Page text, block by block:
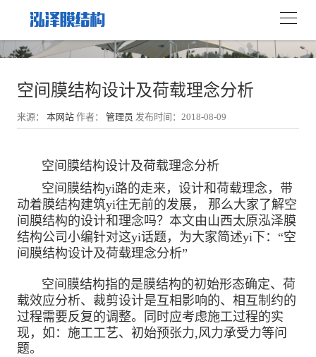
空间膜结构设计及荷载理念分析
来源： 本网站 作者： 管理员 发布时间：2018-08-09
空间膜结构设计及荷载理念分析
空间膜结构yi路的走来，设计和荷载理念，带
动着膜结构建筑yi往无前的发展， 那么大家了解空
间膜结构的设计和理念吗？本文由山西太原泓泽膜
结构公司小编针对这yi话题，为大家简述yi下：“空
间膜结构设计及荷载理念分析”
空间膜结构指的是膜结构的初始形态确定、荷
载效应分析、裁剪设计是互相影响的、相互制约的
过程需要反复的调整。同时应考虑施工过程的实
现，如：施工工艺、初始预张力,风力承受力等问
题。